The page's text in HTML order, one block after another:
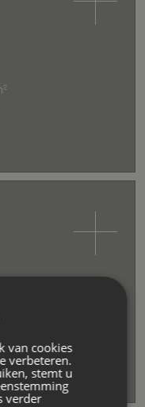
van cookies
verbeteren.
stemt u
verder